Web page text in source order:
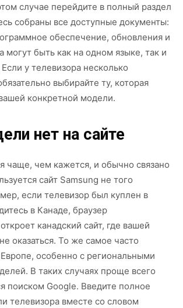
случае перейдите в полный раздел
собраны все доступные документы:
обеспечение, обновления и
могут быть как на одном языке, так и
у телевизора несколько
выбирайте ту, которая
конкретной модели.
нет на сайте
чаще, чем кажется, и обычно связано
сайт Samsung не того
если телевизор был куплен в
в Канаде, браузер
канадский сайт, где вашей
оказаться. То же самое часто
особенно с региональными
В таких случаях проще всего
поиском Google. Введите полное
телевизора вместе со словом